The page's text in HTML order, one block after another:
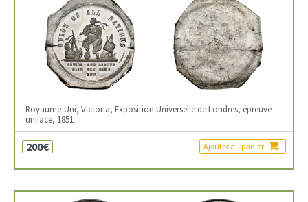
Royaume-Uni, Victoria, Exposition Universelle de Londres, épreuve
uniface, 1851
200€ Ajouter au panier